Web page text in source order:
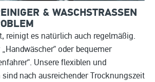
& WASCHSTRASSEN S
reinigt es natürlich auch regelmäßig.
oder bequemer
Unsere flexiblen und
nach ausreichender Trocknungszeit